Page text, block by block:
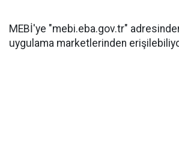
MEBİ'ye "mebi.eba.gov.tr"
uygulama marketlerinden